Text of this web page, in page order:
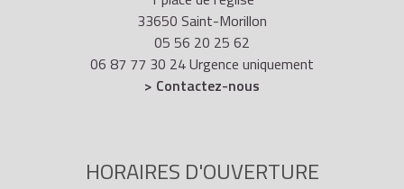
33650 Saint-Morillon
05 56 20 25 62
06 87 77 30 24 Urgence uniquement
> Contactez-nous
HORAIRES D'OUVERTURE